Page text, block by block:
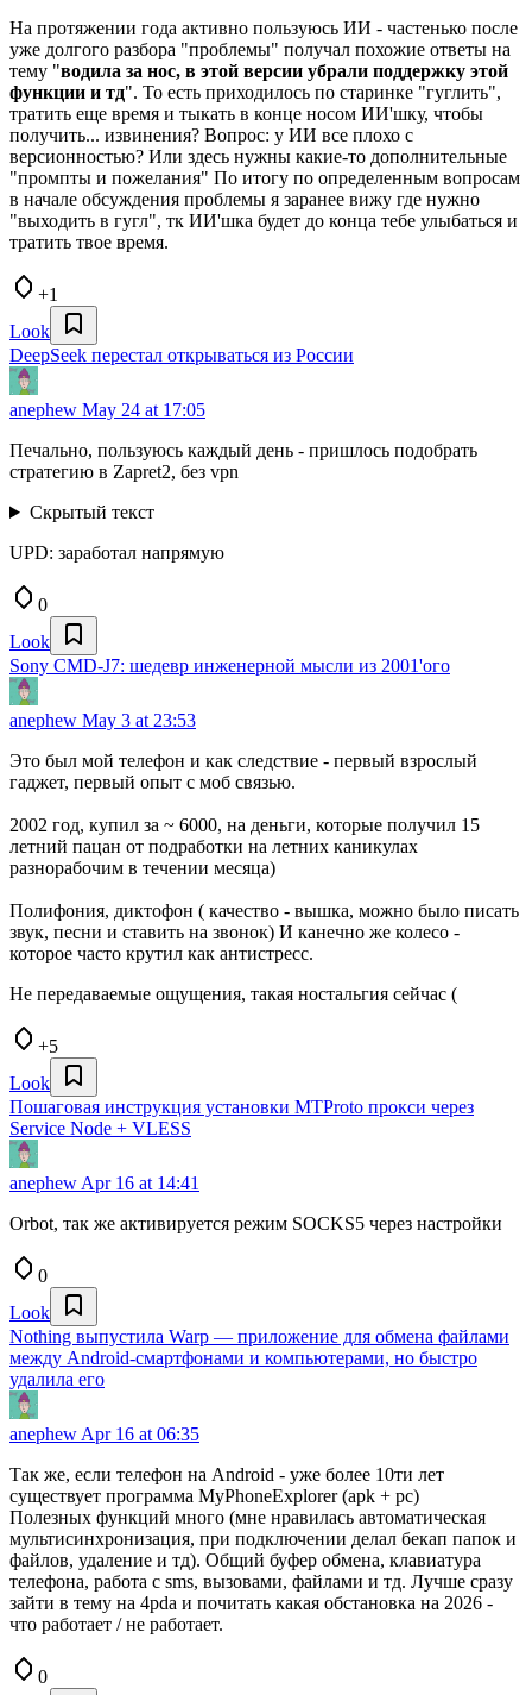
На протяжении года активно пользуюсь ИИ - частенько после
уже долгого разбора "проблемы" получал похожие ответы на
тему "водила за нос, в этой версии убрали поддержку этой
функции и тд". То есть приходилось по старинке "гуглить",
тратить еще время и тыкать в конце носом ИИ'шку, чтобы
получить... извинения? Вопрос: у ИИ все плохо с
версионностью? Или здесь нужны какие-то дополнительные
"промпты и пожелания" По итогу по определенным вопросам
в начале обсуждения проблемы я заранее вижу где нужно
"выходить в гугл", тк ИИ'шка будет до конца тебе улыбаться и
тратить твое время.
+1
Look
DeepSeek перестал открываться из России
anephew May 24 at 17:05
Печально, пользуюсь каждый день - пришлось подобрать
стратегию в Zapret2, без vpn
Скрытый текст
UPD: заработал напрямую
0
Look
Sony CMD-J7: шедевр инженерной мысли из 2001'ого
anephew May 3 at 23:53
Это был мой телефон и как следствие - первый взрослый
гаджет, первый опыт с моб связью.
2002 год, купил за ~ 6000, на деньги, которые получил 15
летний пацан от подработки на летних каникулах
разнорабочим в течении месяца)
Полифония, диктофон ( качество - вышка, можно было писать
звук, песни и ставить на звонок) И канечно же колесо -
которое часто крутил как антистресс.
Не передаваемые ощущения, такая ностальгия сейчас (
+5
Look
Пошаговая инструкция установки MTProto прокси через
Service Node + VLESS
anephew Apr 16 at 14:41
Orbot, так же активируется режим SOCKS5 через настройки
0
Look
Nothing выпустила Warp — приложение для обмена файлами
между Android-смартфонами и компьютерами, но быстро
удалила его
anephew Apr 16 at 06:35
Так же, если телефон на Android - уже более 10ти лет
существует программа MyPhoneExplorer (apk + pc)
Полезных функций много (мне нравилась автоматическая
мультисинхронизация, при подключении делал бекап папок и
файлов, удаление и тд). Общий буфер обмена, клавиатура
телефона, работа с sms, вызовами, файлами и тд. Лучше сразу
зайти в тему на 4pda и почитать какая обстановка на 2026 -
что работает / не работает.
0